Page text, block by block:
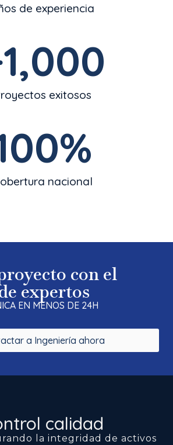
de experiencia
exitosos
1,000
nacional
%
con el
expertos
EN MENOS DE 24H
a Ingeniería ahora
calidad
la integridad de activos